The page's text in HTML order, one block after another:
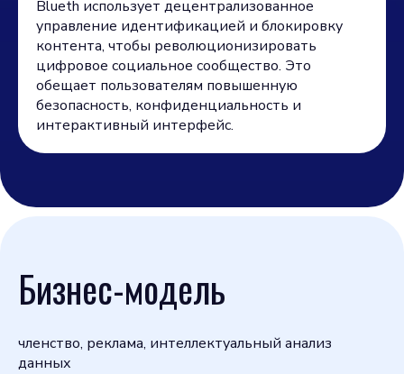
Blueth использует децентрализованное
управление идентификацией и блокировку
контента, чтобы революционизировать
цифровое социальное сообщество. Это
обещает пользователям повышенную
безопасность, конфиденциальность и
интерактивный интерфейс.
Бизнес-модель
членство, реклама, интеллектуальный анализ
данных